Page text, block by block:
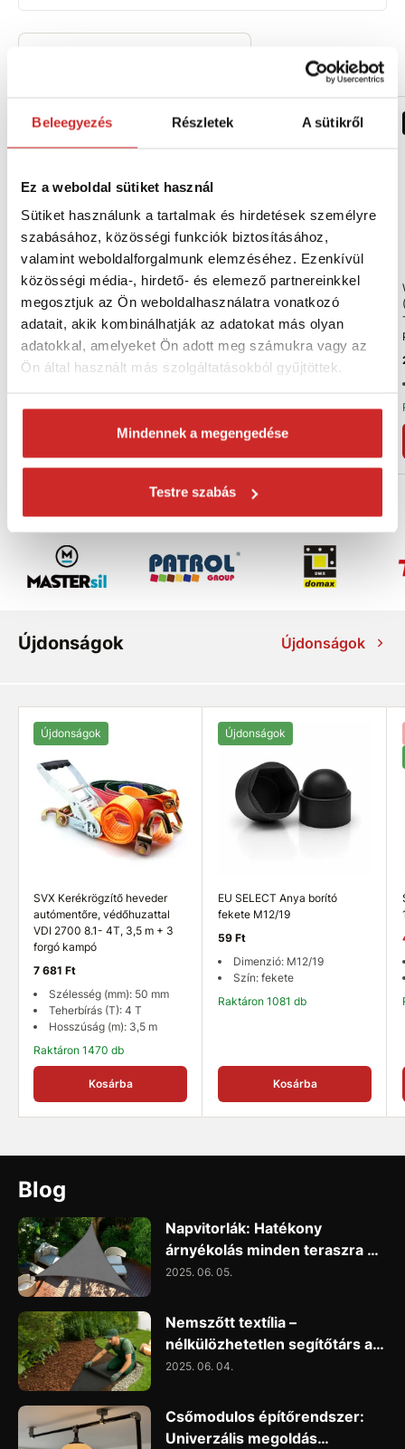
Beleegyezés Részletek A sütikről
Ez a weboldal sütiket használ
Sütiket használunk a tartalmak és hirdetések személyre
szabásához, közösségi funkciók biztosításához,
valamint weboldalforgalmunk elemzéséhez. Ezenkívül
közösségi média-, hirdető- és elemező partnereinkkel
megosztjuk az Ön weboldalhasználatra vonatkozó
adatait, akik kombinálhatják az adatokat más olyan
adatokkal, amelyeket Ön adott meg számukra vagy az
Ön által használt más szolgáltatásokból gyűjtöttek.
Mindennek a megengedése
Testre szabás
Wolf swiss quality Szerelő
(PUR) hab MEGA pisztolyos
ALACSONY TÁGULÁSÚ - 10
32 537 Ft
Raktáron 26 db
Kosárba
Tipp
Wolf swiss quality Szerelő
(PUR) hab MAXX pisztolyos
ALACSONY TÁGULÁSÚ - 10
ks MEGA PACK 850ml
29 870 Ft
Raktáron 45 db
Kosárba
Vásároljon márka szerint
Újdonságok Újdonságok
Újdonságok
SVX Kerékrögzítő heveder
autómentőre, védőhuzattal
VDI 2700 8.1- 4T, 3,5 m + 3
forgó kampó
7 681 Ft
Szélesség (mm): 50 mm
Teherbírás (T): 4 T
Hosszúság (m): 3,5 m
Raktáron 1470 db
Kosárba
Újdonságok
EU SELECT Anya borító
fekete M12/19
59 Ft
Dimenzió: M12/19
Szín: fekete
Raktáron 1081 db
Kosárba
Blog
Napvitorlák: Hatékony
árnyékolás minden teraszra és
kertbe
2025. 06. 05.
Nemszőtt textília –
nélkülözhetetlen segítőtárs a
kertben és az építkezésen
2025. 06. 04.
Csőmodulos építőrendszer:
Univerzális megoldás